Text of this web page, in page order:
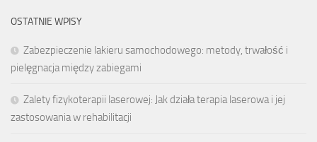
OSTATNIE WPISY
Zabezpieczenie lakieru samochodowego: metody, trwałość i
pielęgnacja między zabiegami
Zalety fizykoterapii laserowej: Jak działa terapia laserowa i jej
zastosowania w rehabilitacji